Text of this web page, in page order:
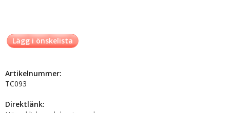
Lägg i önskelista
Artikelnummer:
TC093
Direktlänk: